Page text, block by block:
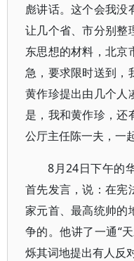
彪讲话。这个会我没
让几个省、市分别整
东思想的材料，北京
急，要求限时送到，
黄作珍提出由几个人
是，我和黄作珍，还
公厅主任陈一夫，一
8月24日下午的
首先发言，说：在宪
家元首、最高统帅的
争的。他讲了一通“
烁其词地提出有人反